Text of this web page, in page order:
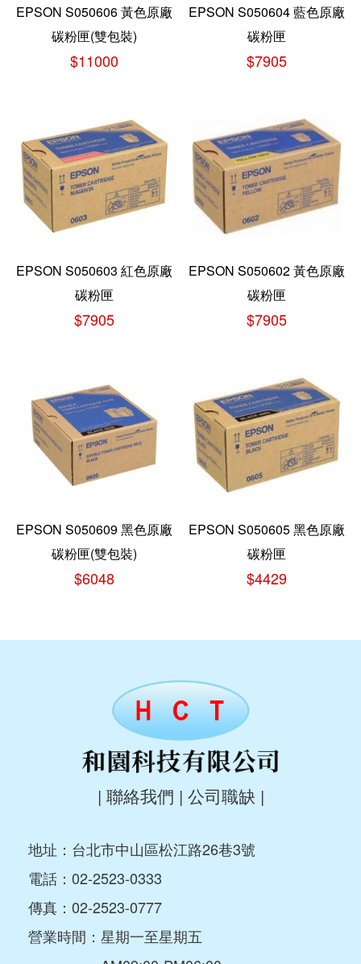
EPSON S050606 黃色原廠
碳粉匣(雙包裝)
$11000
EPSON S050604 藍色原廠
碳粉匣
$7905
EPSON S050603 紅色原廠
碳粉匣
$7905
EPSON S050602 黃色原廠
碳粉匣
$7905
EPSON S050609 黑色原廠
碳粉匣(雙包裝)
$6048
EPSON S050605 黑色原廠
碳粉匣
$4429
| 聯絡我們 | 公司職缺 |
地址：台北市中山區松江路26巷3號
電話： 02-2523-0333
傳真：02-2523-0777
營業時間：星期一至星期五